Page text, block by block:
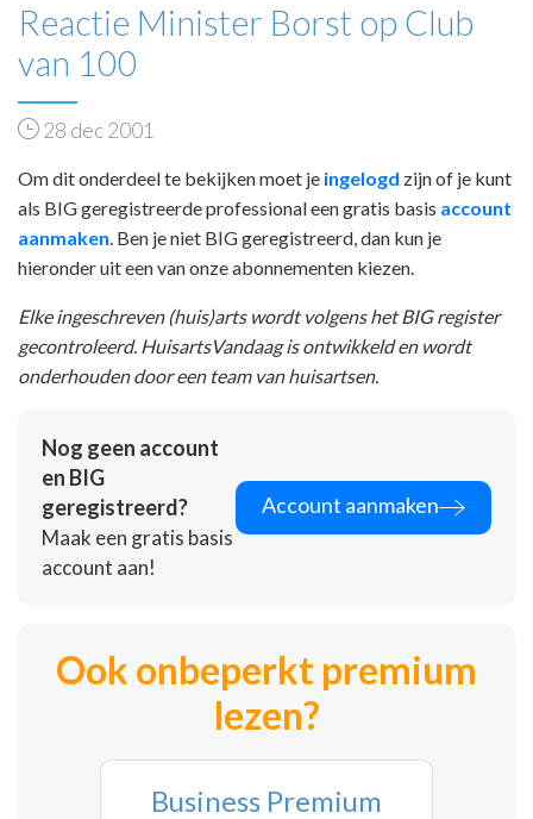
Reactie Minister Borst op Club
van 100
28 dec 2001
Om dit onderdeel te bekijken moet je ingelogd zijn of je kunt
als BIG geregistreerde professional een gratis basis account
aanmaken . Ben je niet BIG geregistreerd, dan kun je
hieronder uit een van onze abonnementen kiezen.
Elke ingeschreven (huis)arts wordt volgens het BIG register
gecontroleerd. HuisartsVandaag is ontwikkeld en wordt
onderhouden door een team van huisartsen.
Nog geen account
en BIG
geregistreerd?
Maak een gratis basis
account aan!
Account aanmaken
Ook onbeperkt premium
lezen?
Business Premium